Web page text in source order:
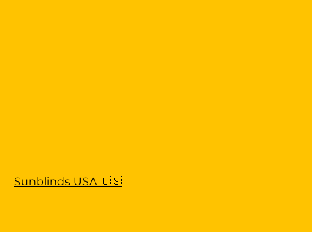
Sunblinds USA 🇺🇸